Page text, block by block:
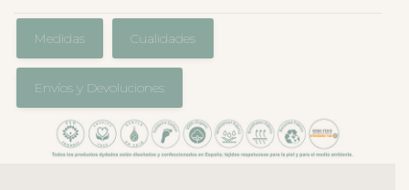
Medidas Cualidades
Envíos y Devoluciones